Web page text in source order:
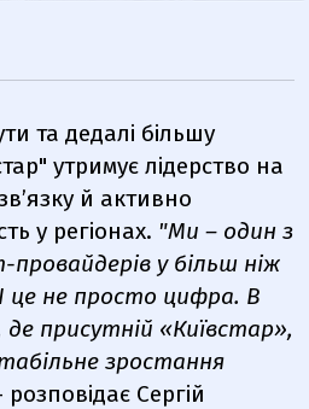
та дедалі більшу
утримує лідерство на
й активно
у регіонах. "Ми – один з
провайдерів у більш ніж
це не просто цифра. В
де присутній «Київстар»,
зростання
розповідає Сергій